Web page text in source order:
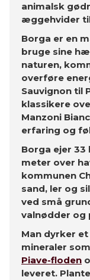
animalsk
æggehvider
Borga er en
bruge sine
naturen,
overføre
Sauvignon til
klassikere
Manzoni
erfaring og
Borga ejer
meter over
kommunen
sand, ler og
ved små
valnødder og
Man dyrker
mineraler
Piave-floden
leveret.